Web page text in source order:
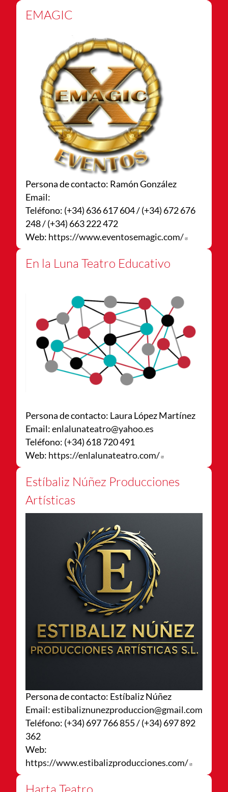
EMAGIC
Persona de contacto: Ramón González
Email:
Teléfono: (+34) 636 617 604 / (+34) 672 676
248 / (+34) 663 222 472
Web: https://www.eventosemagic.com/
En la Luna Teatro Educativo
Persona de contacto: Laura López Martínez
Email:enlalunateatro@yahoo.es
Teléfono: (+34) 618 720 491
Web: https://enlalunateatro.com/
Estíbaliz Núñez Producciones
Artísticas
Persona de contacto: Estíbaliz Núñez
Email:estibaliznunezproduccion@gmail.com
Teléfono: (+34) 697 766 855 / (+34) 697 892
362
Web:
https://www.estibalizproducciones.com/
Harta Teatro